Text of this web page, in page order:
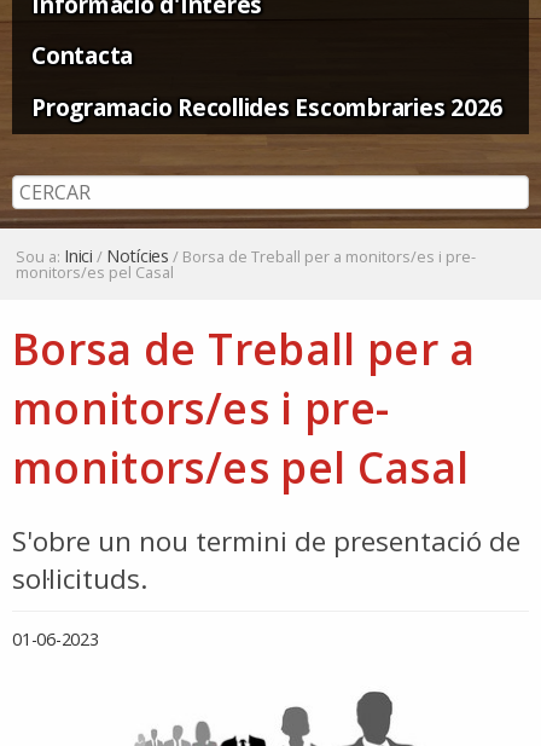
Contacta
Programacio Recollides Escombraries 2026
Sou a: Inici / Notícies / Borsa de Treball per a monitors/es i pre-
monitors/es pel Casal
Borsa de Treball per a
monitors/es i pre-
monitors/es pel Casal
S'obre un nou termini de presentació de
sol·licituds.
01-06-2023